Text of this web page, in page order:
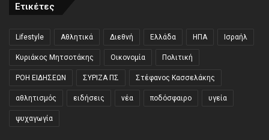
Ετικέτες
Lifestyle Αθλητικά Διεθνή Ελλάδα ΗΠΑ Ισραήλ
Κυριάκος Μητσοτάκης Οικονομία Πολιτική
ΡΟΗ ΕΙΔΗΣΕΩΝ ΣΥΡΙΖΑ ΠΣ Στέφανος Κασσελάκης
αθλητισμός ειδήσεις νέα ποδόσφαιρο υγεία
ψυχαγωγία